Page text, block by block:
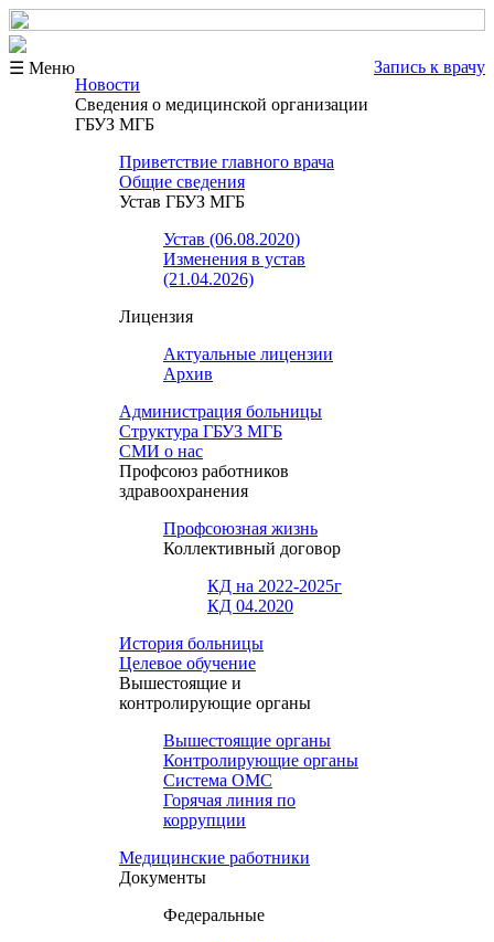
☰ Меню
Запись к врачу
Новости
Сведения о медицинской организации
ГБУЗ МГБ
Приветствие главного врача
Общие сведения
Устав ГБУЗ МГБ
Устав (06.08.2020)
Изменения в устав
(21.04.2026)
Лицензия
Актуальные лицензии
Архив
Администрация больницы
Структура ГБУЗ МГБ
СМИ о нас
Профсоюз работников
здравоохранения
Профсоюзная жизнь
Коллективный договор
КД на 2022-2025г
КД 04.2020
История больницы
Целевое обучение
Вышестоящие и
контролирующие органы
Вышестоящие органы
Контролирующие органы
Система ОМС
Горячая линия по
коррупции
Медицинские работники
Документы
Федеральные